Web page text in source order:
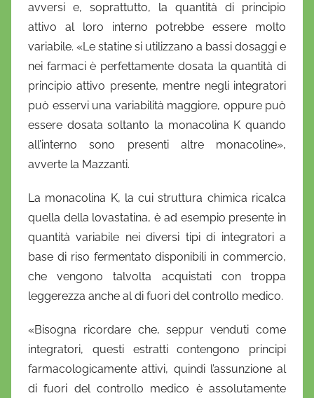
avversi e, soprattutto, la quantità di principio
attivo al loro interno potrebbe essere molto
variabile. «Le statine si utilizzano a bassi dosaggi e
nei farmaci è perfettamente dosata la quantità di
principio attivo presente, mentre negli integratori
può esservi una variabilità maggiore, oppure può
essere dosata soltanto la monacolina K quando
all’interno sono presenti altre monacoline»,
avverte la Mazzanti.
La monacolina K, la cui struttura chimica ricalca
quella della lovastatina, è ad esempio presente in
quantità variabile nei diversi tipi di integratori a
base di riso fermentato disponibili in commercio,
che vengono talvolta acquistati con troppa
leggerezza anche al di fuori del controllo medico.
«Bisogna ricordare che, seppur venduti come
integratori, questi estratti contengono principi
farmacologicamente attivi, quindi l’assunzione al
di fuori del controllo medico è assolutamente